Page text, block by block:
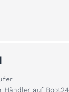
Händler auf Boot24